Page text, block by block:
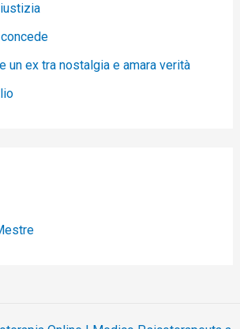
un ex tra nostalgia e amara verità